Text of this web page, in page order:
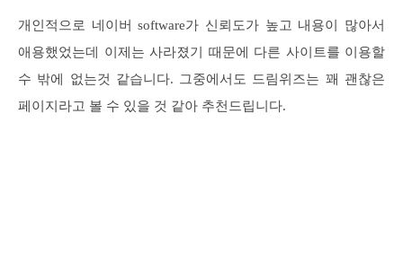
개인적으로 네이버 software가 신뢰도가 높고 내용이 많아서
애용했었는데 이제는 사라졌기 때문에 다른 사이트를 이용할
수 밖에 없는것 같습니다. 그중에서도 드림위즈는 꽤 괜찮은
페이지라고 볼 수 있을 것 같아 추천드립니다.